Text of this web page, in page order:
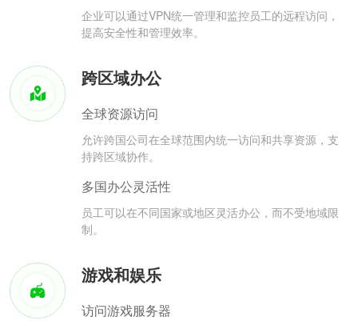
企业可以通过VPN统一管理和监控员工的远程访问，
提高安全性和管理效率。
跨区域办公
全球资源访问
允许跨国公司在全球范围内统一访问和共享资源，支
持跨区域协作。
多国办公灵活性
员工可以在不同国家或地区灵活办公，而不受地域限
制。
游戏和娱乐
访问游戏服务器